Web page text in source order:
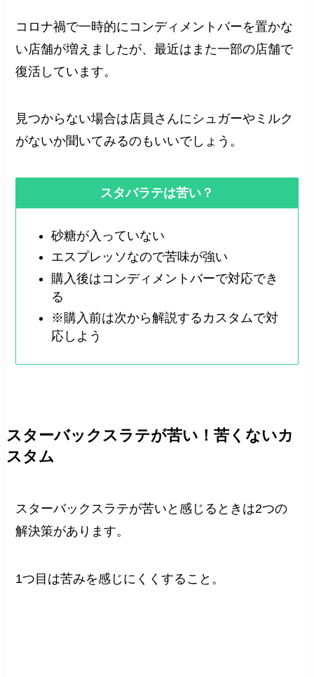
コロナ禍で一時的にコンディメントバーを置かな
い店舗が増えましたが、最近はまた一部の店舗で
復活しています。
見つからない場合は店員さんにシュガーやミルク
がないか聞いてみるのもいいでしょう。
スタバラテは苦い？
砂糖が入っていない
エスプレッソなので苦味が強い
購入後はコンディメントバーで対応でき
る
※購入前は次から解説するカスタムで対
応しよう
スターバックスラテが苦い！苦くないカ
スタム
スターバックスラテが苦いと感じるときは2つの
解決策があります。
1つ目は苦みを感じにくくすること。